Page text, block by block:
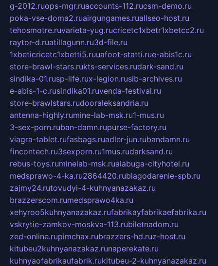
g-2012.ruops-mgr.ruaccounts-112.rucsm-demo.ru
poka-vse-doma2.ruairgungames.ruallseo-host.ru
tehosmotre.ruvarieta-yug.rucricetc1xbetr1xbetcc2.ru
raytor-d.ruatillagunn.ru3d-file.ru
1xbeticricetc1xbetti5.ruuafoot-statti.rue-abis1c.ru
store-brawl-stars.rukts-services.rudark-sand.ru
sindika-01.rusp-life.rux-legion.rusib-archives.ru
e-abis-1-c.rusindika01.ruvenda-festival.ru
store-brawlstars.rudooraleksandria.ru
antenna-highly.rumine-lab-msk.ru1-mus.ru
3-sex-porn.ruban-damn.rupurse-factory.ru
viagra-tablet.rufasbags.ruadler-jun.rubandamn.ru
fincontech.ru3sexporn.ru1mus.rudarksand.ru
rebus-toys.ruminelab-msk.rualabuga-cityhotel.ru
medsprawo-4-ka.ru2864420.rublagodarenie-spb.ru
zajmy24.rutovudyi-4-kuhnyanazakaz.ru
brazzerscom.rumedsprawo4ka.ru
xehyroo5kuhnyanazakaz.rufabrikayfabrikaefabrika.ru
vskrytie-zamkov-moskva-113.rubiletnadom.ru
zed-online.rupimchax.rubrazzers-hd.ruz-host.ru
kitubeu2kuhnyanazakaz.runaperekate.ru
kuhnyaofabrikaufabrik.rukitubeu-2-kuhnyanazakaz.ru